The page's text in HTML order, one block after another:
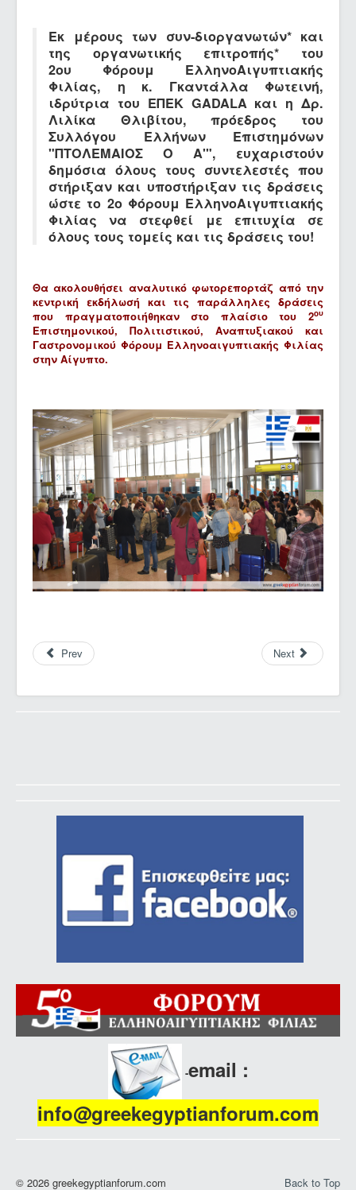
Εκ μέρους των συν-διοργανωτών* και
της οργανωτικής επιτροπής* του
2ου Φόρουμ ΕλληνοΑιγυπτιακής
Φιλίας, η κ. Γκαντάλλα Φωτεινή,
ιδρύτρια του ΕΠΕΚ GADALA και η Δρ.
Λιλίκα Θλιβίτου, πρόεδρος του
Συλλόγου Ελλήνων Επιστημόνων
"ΠΤΟΛΕΜΑΙΟΣ Ο Α'", ευχαριστούν
δημόσια όλους τους συντελεστές που
στήριξαν και υποστήριξαν τις δράσεις
ώστε το 2ο Φόρουμ ΕλληνοΑιγυπτιακής
Φιλίας να στεφθεί με επιτυχία σε
όλους τους τομείς και τις δράσεις του!
Θα ακολουθήσει αναλυτικό φωτορεπορτάζ από την
κεντρική εκδήλωσή και τις παράλληλες δράσεις
που πραγματοποιήθηκαν στο πλαίσιο του 2ου
Επιστημονικού, Πολιτιστικού, Αναπτυξιακού και
Γαστρονομικού Φόρουμ Ελληνοαιγυπτιακής Φιλίας
στην Αίγυπτο.
Prev Next
-email :
info@greekegyptianforum.com
Back to Top
© 2026 greekegyptianforum.com